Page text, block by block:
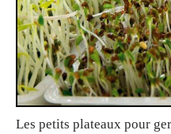
Les petits plateaux pour